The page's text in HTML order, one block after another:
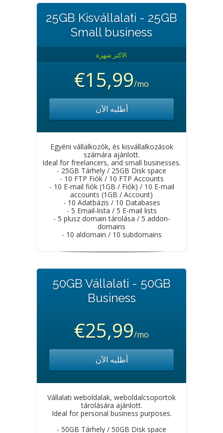
25GB Kisvállalati - 25GB
Small business
الاكثر شهرة
€15,99/mo
أطلبه الآن
Egyéni vállalkozók, és kisvállalkozások
számára ajánlott.
Ideal for freelancers, and small businesses.
- 25GB Tárhely / 25GB Disk space
- 10 FTP Fiók / 10 FTP Accounts
- 10 E-mail fiók (1GB / Fiók) / 10 E-mail
accounts (1GB / Account)
- 10 Adatbázis / 10 Databases
- 5 Email-lista / 5 E-mail lists
- 5 plusz domain tárolása / 5 addon-
domains
- 10 aldomain / 10 subdomains
50GB Vállalati - 50GB
Business
€25,99/mo
أطلبه الآن
Vállalati weboldalak, weboldalcsoportok
tárolására ajánlott.
Ideal for personal business purposes.
- 50GB Tárhely / 50GB Disk space